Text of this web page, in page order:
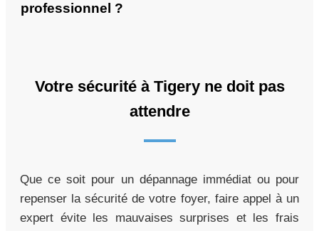
professionnel ?
Votre sécurité à Tigery ne doit pas
attendre
Que ce soit pour un dépannage immédiat ou pour
repenser la sécurité de votre foyer, faire appel à un
expert évite les mauvaises surprises et les frais